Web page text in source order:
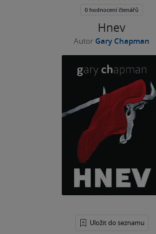
Hnev
Autor Gary Chapman
Uložit do seznamu
5
0 hodnocení čtenářů